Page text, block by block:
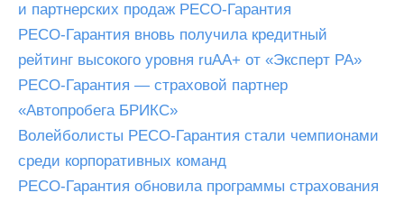
и партнерских продаж РЕСО-Гарантия
РЕСО-Гарантия вновь получила кредитный
рейтинг высокого уровня ruAA+ от «Эксперт РА»
РЕСО-Гарантия — страховой партнер
«Автопробега БРИКС»
Волейболисты РЕСО-Гарантия стали чемпионами
среди корпоративных команд
РЕСО-Гарантия обновила программы страхования